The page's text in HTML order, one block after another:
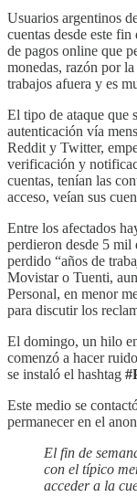
Usuarios argentinos
cuentas desde este
de pagos online que
monedas, razón por
trabajos afuera y es
El tipo de ataque que
autenticación vía
Reddit y Twitter,
verificación y
cuentas, tenían las
acceso, veían sus
Entre los afectados
perdieron desde 5 mil
perdido “años de
Movistar o Tuenti,
Personal, en menor
para discutir los
El domingo, un hilo
comenzó a hacer
se instaló el hashtag
Este medio se
permanecer en el
El fin de
con el típico
acceder a la